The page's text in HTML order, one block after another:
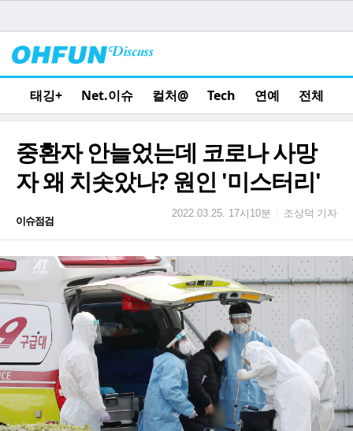
태깅+ Net.이슈 컬처@ Tech 연예 전체
중환자 안늘었는데 코로나 사망
자 왜 치솟았나? 원인 '미스터리'
이슈점검
2022.03.25. 17시10분 조상덕 기자